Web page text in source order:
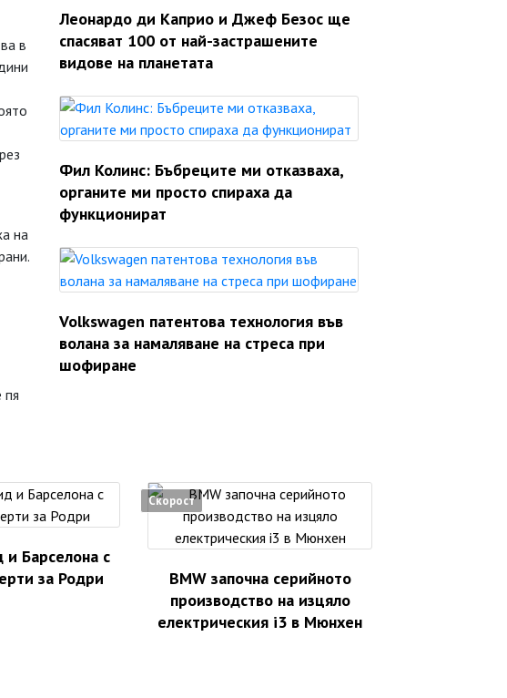
в
на
пя
Леонардо ди Каприо и Джеф Безос ще
спасяват 100 от най-застрашените
видове на планетата
Фил Колинс: Бъбреците ми отказваха,
органите ми просто спираха да
функционират
Volkswagen патентова технология във
волана за намаляване на стреса при
шофиране
Барселона с
за Родри
Скорост
BMW започна серийното
производство на изцяло
електрическия i3 в Мюнхен